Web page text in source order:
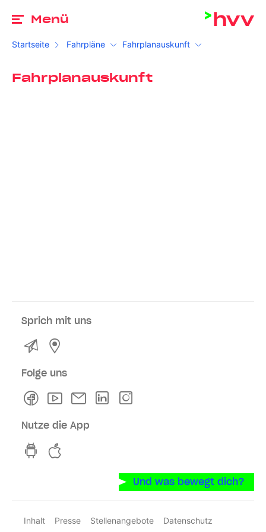
Menü
Startseite Fahrpläne Fahrplanauskunft
Fahrplanauskunft
Sprich mit uns
Kontakt
Folge uns
FacebookYoutubeNewsletterLinkedln
Nutze die App
hvv switch App auf GooglePlay
Und was bewegt dich?
Inhalt Presse Stellenangebote
Datenschutz